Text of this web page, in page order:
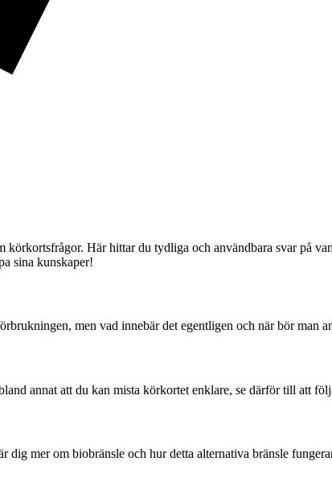
Här hittar du tydliga och användbara svar på
sina kunskaper!
men vad innebär det egentligen och när bör man
annat att du kan mista körkortet enklare, se därför till att
mer om biobränsle och hur detta alternativa bränsle